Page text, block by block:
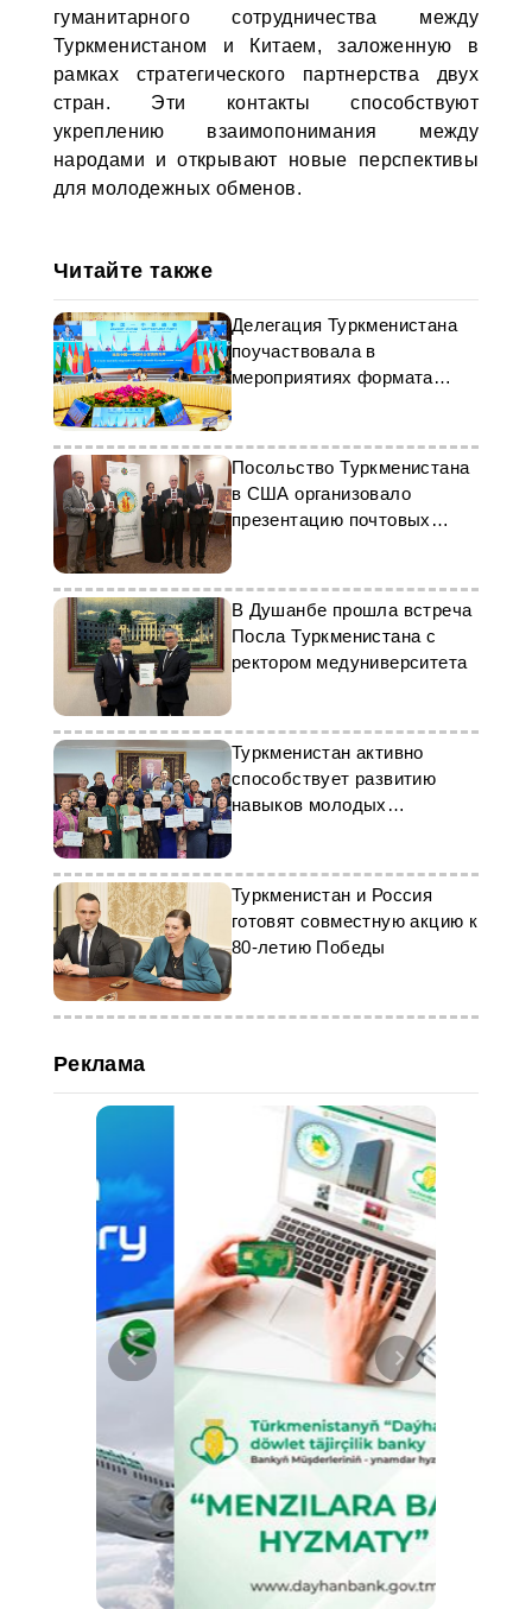
гуманитарного сотрудничества между
Туркменистаном и Китаем, заложенную в
рамках стратегического партнерства двух
стран. Эти контакты способствуют
укреплению взаимопонимания между
народами и открывают новые перспективы
для молодежных обменов.
Читайте также
Делегация Туркменистана
поучаствовала в
мероприятиях формата
«Китай - ЦА»
Посольство Туркменистана
в США организовало
презентацию почтовых
марок
В Душанбе прошла встреча
Посла Туркменистана с
ректором медуниверситета
Туркменистан активно
способствует развитию
навыков молодых
предпринимателей
Туркменистан и Россия
готовят совместную акцию к
80-летию Победы
Реклама